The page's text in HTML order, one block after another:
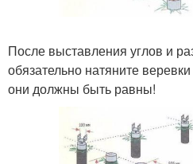
После выставления углов и
обязательно натяните
они должны быть равны!